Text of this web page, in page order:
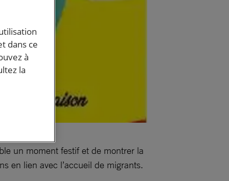
un moment festif et de montrer la
en lien avec l’accueil de migrants.
dans ce
à
la